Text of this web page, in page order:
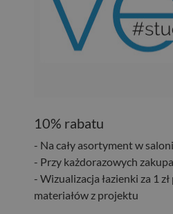
10% rabatu
- Na cały asortyment w
- Przy każdorazowych
- Wizualizacja łazienki za 1
materiałów z projektu